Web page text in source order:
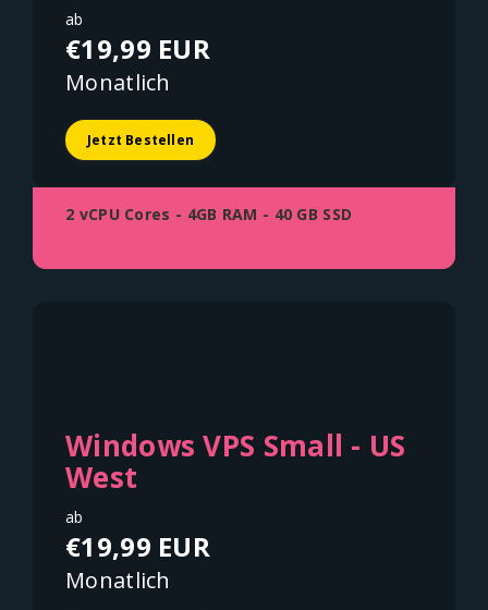
ab
€19,99 EUR
Monatlich
Jetzt Bestellen
2 vCPU Cores - 4GB RAM - 40 GB SSD
Windows VPS Small - US
West
ab
€19,99 EUR
Monatlich